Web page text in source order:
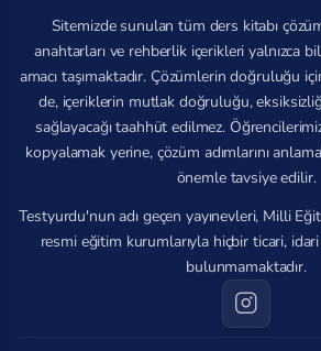
Sitemizde sunulan tüm ders kitabı
anahtarları ve rehberlik içerikleri yalnızca
amacı taşımaktadır. Çözümlerin doğruluğu
de, içeriklerin mutlak doğruluğu, eksiksizliği
sağlayacağı taahhüt edilmez.
kopyalamak yerine, çözüm adımlarını
önemle tavsiye edilir.
Testyurdu'nun adı geçen yayınevleri, Milli
resmi eğitim kurumlarıyla hiçbir ticari,
bulunmamaktadır.